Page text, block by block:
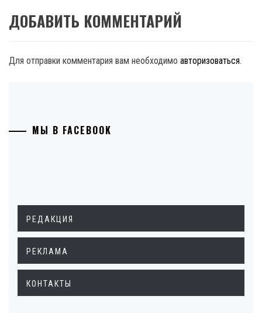
ДОБАВИТЬ КОММЕНТАРИЙ
Для отправки комментария вам необходимо авторизоваться.
МЫ В FACEBOOK
РЕДАКЦИЯ
РЕКЛАМА
КОНТАКТЫ